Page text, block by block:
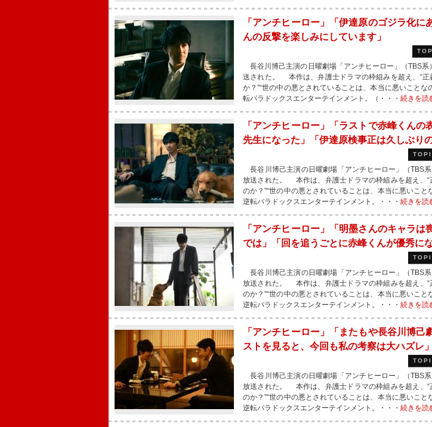
「アンチヒーロー」「伊達原のゴジラ化に
んの反撃を楽しみにしています」
長谷川博己主演の日曜劇場「アンチヒーロー」（TBS系
送された。 本作は、弁護士ドラマの枠組みを超え、“正
か？”“世の中の悪とされていることは、本当に悪いことな
転パラドックスエンターテインメント。（・・・ 続きを読
「アンチヒーロー」「ラストで赤峰くんの
先生になった」「伊達原検事正は久しぶり
長谷川博己主演の日曜劇場「アンチヒーロー」（TBS
放送された。 本作は、弁護士ドラマの枠組みを超え、“
のか？”“世の中の悪とされていることは、本当に悪いこと
逆転パラドックスエンターテインメント。・・・ 続きを読
「アンチヒーロー」「明墨さんのキャラは
では」「回を追うごとに赤峰くんが優秀に
長谷川博己主演の日曜劇場「アンチヒーロー」（TBS
放送された。 本作は、弁護士ドラマの枠組みを超え、“
のか？”“世の中の悪とされていることは、本当に悪いこと
逆転パラドックスエンターテインメント。・・・ 続きを読
「アンチヒーロー」「またもや長谷川博己
ストを見ると、今回も私の考察は大ハズレ」
長谷川博己主演の日曜劇場「アンチヒーロー」（TBS
放送された。 本作は、弁護士ドラマの枠組みを超え、“
のか？”“世の中の悪とされていることは、本当に悪いこと
逆転パラドックスエンターテインメント。・・・ 続きを読